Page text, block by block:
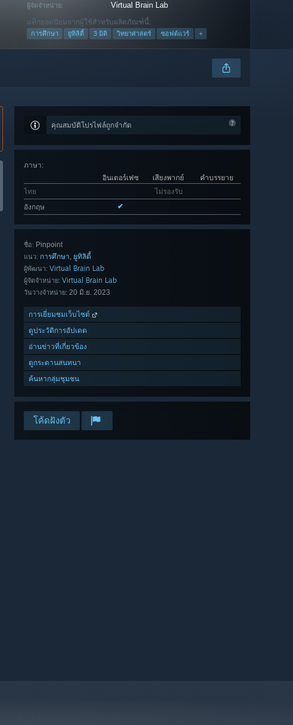
ผู้จัดจำหน่าย: Virtual Brain Lab
แท็กยอดนิยมจากผู้ใช้สำหรับผลิตภัณฑ์นี้:
การศึกษา ยูทิลิตี้ 3 มิติ วิทยาศาสตร์ ซอฟต์แวร์​ +
คุณสมบัติโปรไฟล์ถูกจำกัด
ภาษา:
อินเตอร์เฟซ
เสียงพากย์
คำบรรยาย
ไทย
ไม่รองรับ
อังกฤษ
✔
ชื่อ: Pinpoint
แนว: การศึกษา, ยูทิลิตี้
ผู้พัฒนา: Virtual Brain Lab
ผู้จัดจำหน่าย: Virtual Brain Lab
วันวางจำหน่าย: 20 มิ.ย. 2023
การเยี่ยมชมเว็บไซต์
ดูประวัติการอัปเดต
อ่านข่าวที่เกี่ยวข้อง
ดูกระดานสนทนา
ค้นหากลุ่มชุมชน
โค้ดฝังตัว